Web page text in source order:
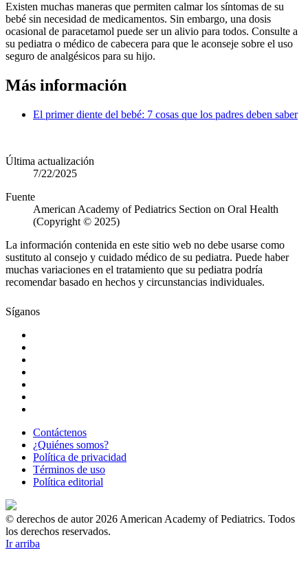
Existen muchas maneras que permiten calmar los síntomas de su
bebé sin necesidad de medicamentos. Sin embargo, una dosis
ocasional de paracetamol puede ser un alivio para todos. Consulte a
su pediatra o médico de cabecera para que le aconseje sobre el uso
seguro de analgésicos para su hijo.
Más información
El primer diente del bebé: 7 cosas que los padres deben saber
Última actualización
7/22/2025
Fuente
American Academy of Pediatrics Section on Oral Health
(Copyright © 2025)
La información contenida en este sitio web no debe usarse como
sustituto al consejo y cuidado médico de su pediatra. Puede haber
muchas variaciones en el tratamiento que su pediatra podría
recomendar basado en hechos y circunstancias individuales.
Síganos
Contáctenos
¿Quiénes somos?
Política de privacidad
Términos de uso
Política editorial
© derechos de autor 2026 American Academy of Pediatrics. Todos
los derechos reservados.
Ir arriba